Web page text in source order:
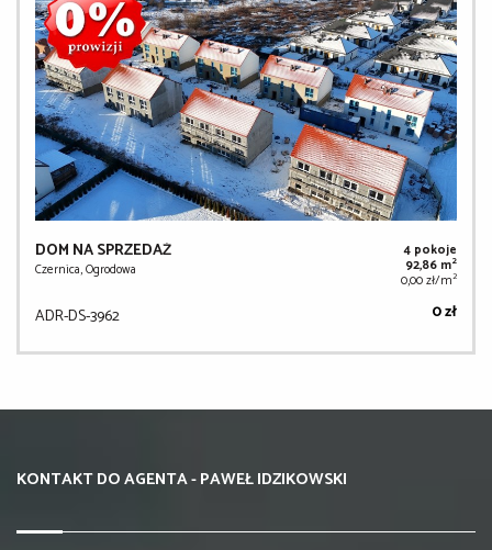
DOM NA SPRZEDAŻ
Czernica, Ogrodowa
4 pokoje
92,86 m2
0,00 zł/m2
ADR-DS-3962 0 zł
KONTAKT DO AGENTA - PAWEŁ IDZIKOWSKI